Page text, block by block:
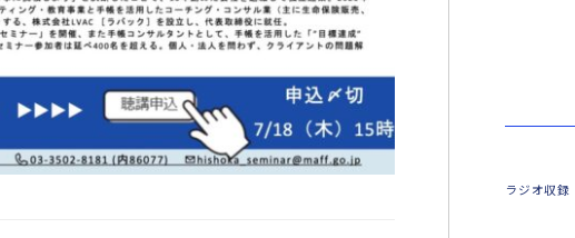
ラジオ収録